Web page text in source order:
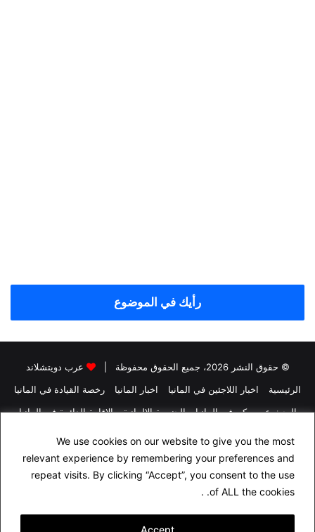
We use cookies on our website to give you the most
relevant experience by remembering your preferences and
repeat visits. By clicking “Accept”, you consent to the use
of ALL the cookies. .
Accept
رأيك في الموضوع
© حقوق النشر 2026، جميع الحقوق محفوظة |
عرب دويتشلاند
الرئيسية
اخبار اللاجئين في المانيا اخبار المانيا
رخصة القيادة في المانيا
البحث عن سكن في المانيا
الجنسية الالمانية
الاقامة الدائمة في المانيا
اسئلة شهادة السواقة الالمانية مجاناً باللغة العربية
راسلنا
سياسة الخصوصية
من نحن